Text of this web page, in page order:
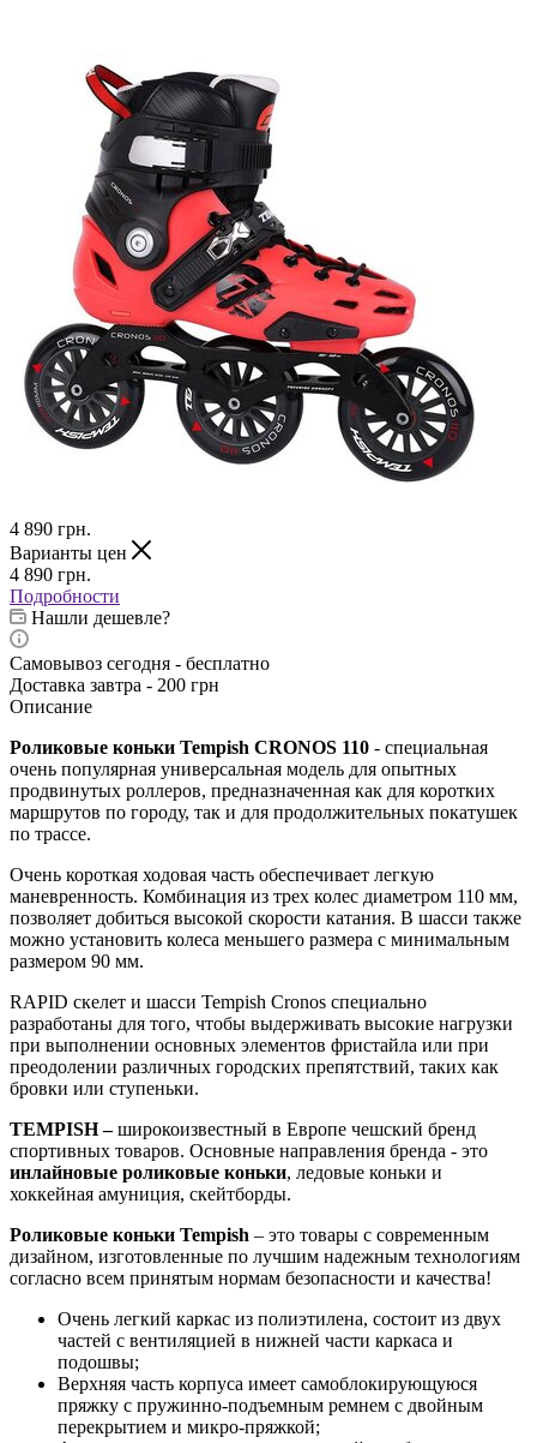
4 890 грн.
Варианты цен
4 890 грн.
Подробности
Нашли дешевле?
Самовывоз сегодня - бесплатно
Доставка завтра - 200 грн
Описание
Роликовые коньки Tempish CRONOS 110 - cпециальная
очень популярная универсальная модель для опытных
продвинутых роллеров, предназначенная как для коротких
маршрутов по городу, так и для продолжительных покатушек
по трассе.
Очень короткая ходовая часть обеспечивает легкую
маневренность. Комбинация из трех колес диаметром 110 мм,
позволяет добиться высокой скорости катания. В шасси также
можно установить колеса меньшего размера с минимальным
размером 90 мм.
RAPID скелет и шасси Tempish Cronos специально
разработаны для того, чтобы выдерживать высокие нагрузки
при выполнении основных элементов фристайла или при
преодолении различных городских препятствий, таких как
бровки или ступеньки.
TEMPISH –широкоизвестный в Европе чешский бренд
спортивных товаров. Основные направления бренда - это
инлайновые роликовые коньки, ледовые коньки и
хоккейная амуниция, скейтборды.
Роликовые коньки Tempish – это товары с современным
дизайном, изготовленные по лучшим надежным технологиям
согласно всем принятым нормам безопасности и качества!
Очень легкий каркас из полиэтилена, состоит из двух
частей с вентиляцией в нижней части каркаса и
подошвы;
Верхняя часть корпуса имеет самоблокирующуюся
пряжку с пружинно-подъемным ремнем с двойным
перекрытием и микро-пряжкой;